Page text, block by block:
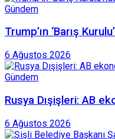
Gündem
Trump’ın ‘Barış
6 Ağustos 2026
Gündem
Rusya Dışişleri: AB
6 Ağustos 2026